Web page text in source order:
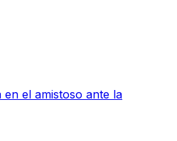
en el amistoso ante la